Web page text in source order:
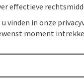
effectieve
vinden in onze
moment